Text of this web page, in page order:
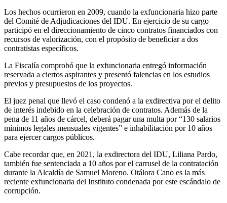
Los hechos ocurrieron en 2009, cuando la exfuncionaria hizo parte
del Comité de Adjudicaciones del IDU. En ejercicio de su cargo
participó en el direccionamiento de cinco contratos financiados con
recursos de valorización, con el propósito de beneficiar a dos
contratistas específicos.
La Fiscalía comprobó que la exfuncionaria entregó información
reservada a ciertos aspirantes y presentó falencias en los estudios
previos y presupuestos de los proyectos.
El juez penal que llevó el caso condenó a la exdirectiva por el delito
de interés indebido en la celebración de contratos. Además de la
pena de 11 años de cárcel, deberá pagar una multa por “130 salarios
mínimos legales mensuales vigentes” e inhabilitación por 10 años
para ejercer cargos públicos.
Cabe recordar que, en 2021, la exdirectora del IDU, Liliana Pardo,
también fue sentenciada a 10 años por el carrusel de la contratación
durante la Alcaldía de Samuel Moreno. Otálora Cano es la más
reciente exfuncionaria del Instituto condenada por este escándalo de
corrupción.